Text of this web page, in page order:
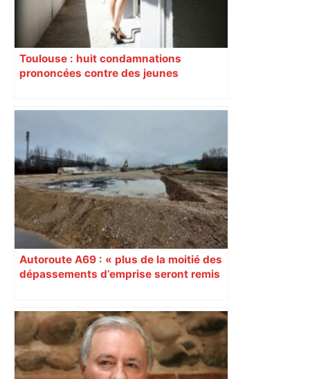
Toulouse : huit condamnations
prononcées contre des jeunes
Autoroute A69 : « plus de la moitié des
dépassements d’emprise seront remis